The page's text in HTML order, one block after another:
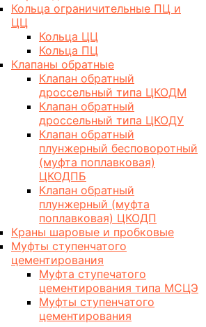
Кольца ограничительные ПЦ и
ЦЦ
Кольца ЦЦ
Кольца ПЦ
Клапаны обратные
Клапан обратный
дроссельный типа ЦКОДМ
Клапан обратный
дроссельный типа ЦКОДУ
Клапан обратный
плунжерный бесповоротный
(муфта поплавковая)
ЦКОДПБ
Клапан обратный
плунжерный (муфта
поплавковая) ЦКОДП
Краны шаровые и пробковые
Муфты ступенчатого
цементирования
Муфта ступечатого
цементирования типа МСЦЭ
Муфты ступенчатого
цементирования